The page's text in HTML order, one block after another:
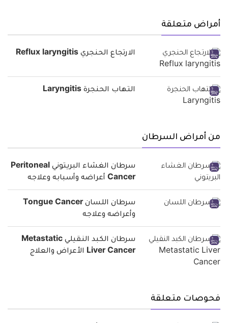
أمراض متعلقة
الارتجاع الحنجري Reflux laryngitis
التهاب الحنجرة Laryngitis
من أمراض السرطان
سرطان الغشاء البريتوني Peritoneal
Cancer أعراضه وأسبابه وعلاجه
سرطان اللسان Tongue Cancer
وأعراضه وعلاجه
سرطان الكبد النقيلي Metastatic
Liver Cancer الأعراض والعلاج
فحوصات متعلقة